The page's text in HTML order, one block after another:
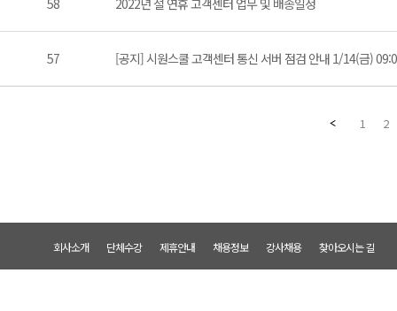
58 2022년 설 연휴 고객센터 업무 및 배송일정
57 [공지] 시원스쿨 고객센터 통신 서버 점검 안내 1/14(금)
1 2
회사소개 단체수강 제휴안내 채용정보 강사채용 찾아오시는 길